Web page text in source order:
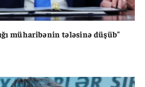
müharibənin tələsinə düşüb"